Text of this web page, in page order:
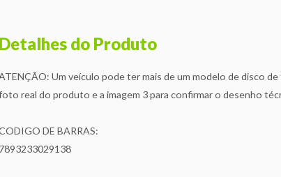
Detalhes do Produto
Um veículo pode ter mais de um modelo de disco
real do produto e a imagem 3 para confirmar o desenho
DE BARRAS:
7893233029138